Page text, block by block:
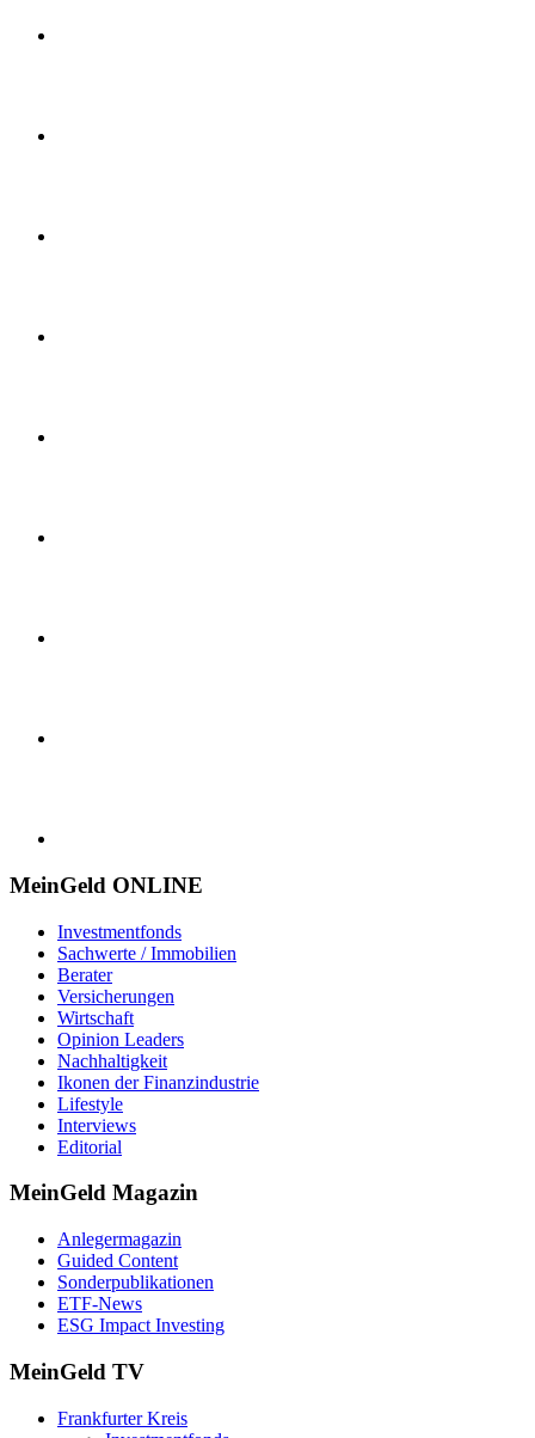
MeinGeld ONLINE
Investmentfonds
Sachwerte / Immobilien
Berater
Versicherungen
Wirtschaft
Opinion Leaders
Nachhaltigkeit
Ikonen der Finanzindustrie
Lifestyle
Interviews
Editorial
MeinGeld Magazin
Anlegermagazin
Guided Content
Sonderpublikationen
ETF-News
ESG Impact Investing
MeinGeld TV
Frankfurter Kreis